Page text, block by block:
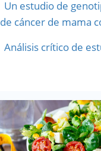
Un estudio de
cáncer de mama
Análisis crítico de